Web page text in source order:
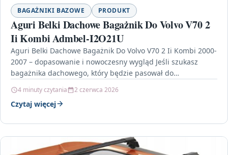
BAGAŻNIKI BAZOWE PRODUKT
Aguri Belki Dachowe Bagażnik Do Volvo V70 2
Ii Kombi Admbel-I2O21U
Aguri Belki Dachowe Bagażnik Do Volvo V70 2 Ii Kombi 2000-
2007 – dopasowanie i nowoczesny wygląd Jeśli szukasz
bagażnika dachowego, który będzie pasował do…
4 minuty czytania 2 czerwca 2026
Czytaj więcej